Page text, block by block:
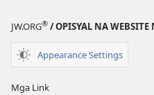
JW.ORG® / OPISYAL NA WEBSITE
Appearance Settings
Mga Link